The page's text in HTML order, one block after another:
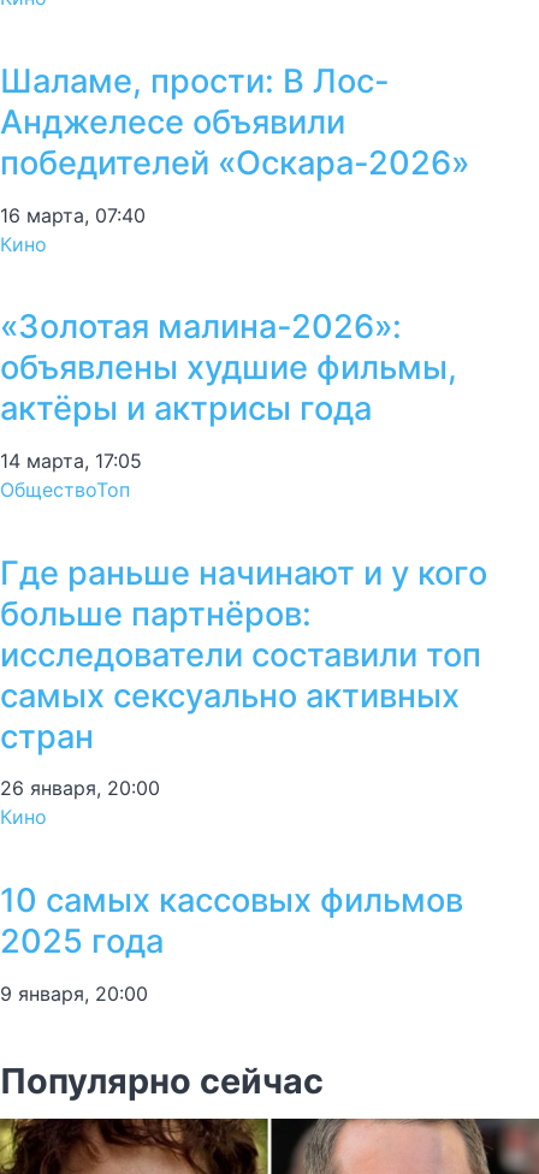
Шаламе, прости: В Лос-
Анджелесе объявили
победителей «Оскара-2026»
16 марта, 07:40
Кино
«Золотая малина-2026»:
объявлены худшие фильмы,
актёры и актрисы года
14 марта, 17:05
ОбществоТоп
Где раньше начинают и у кого
больше партнёров:
исследователи составили топ
самых сексуально активных
стран
26 января, 20:00
Кино
10 самых кассовых фильмов
2025 года
9 января, 20:00
Популярно сейчас